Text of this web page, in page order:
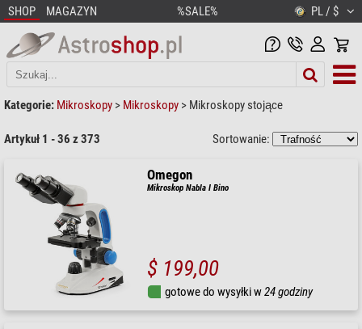
SHOP MAGAZYN %SALE% PL / $
Kategorie: Mikroskopy > Mikroskopy > Mikroskopy stojące
Artykuł 1 - 36 z 373 Sortowanie:
Omegon
Mikroskop Nabla I Bino
$ 199,00
gotowe do wysyłki w24 godziny